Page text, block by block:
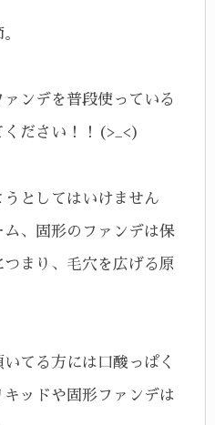
ンデを普段使っている
ください！！(>_<)
うとしてはいけません
、固形のファンデは保
まり、毛穴を広げる原
てる方には口酸っぱく
ッドや固形ファンデは